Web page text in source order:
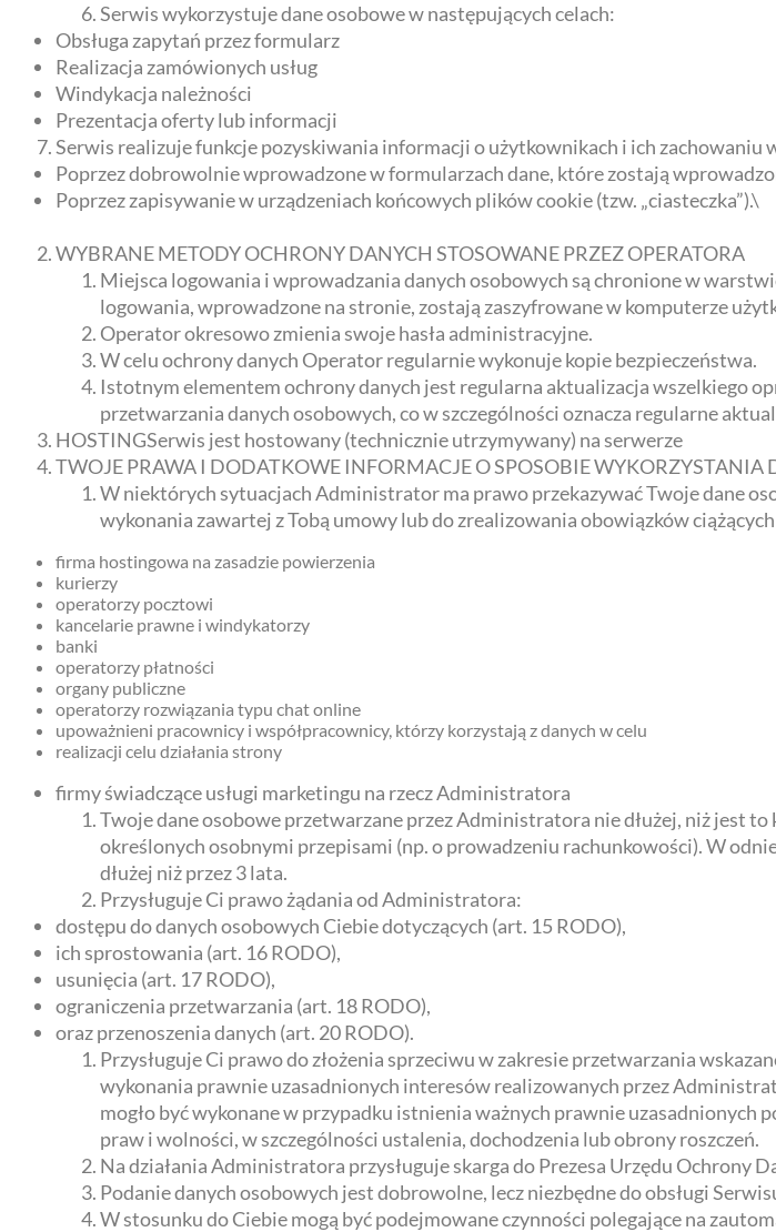
Serwis wykorzystuje dane osobowe w następujących celach:
Obsługa zapytań przez formularz
Realizacja zamówionych usług
Windykacja należności
Prezentacja oferty lub informacji
Serwis realizuje funkcje pozyskiwania informacji o użytkownikach i ich zachowaniu
Poprzez dobrowolnie wprowadzone w formularzach dane, które zostają
Poprzez zapisywanie w urządzeniach końcowych plików cookie (tzw. „ciasteczka”).\
WYBRANE METODY OCHRONY DANYCH STOSOWANE PRZEZ OPERATORA
Miejsca logowania i wprowadzania danych osobowych są chronione w
logowania, wprowadzone na stronie, zostają zaszyfrowane w komputerze
Operator okresowo zmienia swoje hasła administracyjne.
W celu ochrony danych Operator regularnie wykonuje kopie bezpieczeństwa.
Istotnym elementem ochrony danych jest regularna aktualizacja wszelkiego
przetwarzania danych osobowych, co w szczególności oznacza regularne
HOSTINGSerwis jest hostowany (technicznie utrzymywany) na serwerze
TWOJE PRAWA I DODATKOWE INFORMACJE O SPOSOBIE WYKORZYSTANIA
W niektórych sytuacjach Administrator ma prawo przekazywać Twoje dane
wykonania zawartej z Tobą umowy lub do zrealizowania obowiązków
firma hostingowa na zasadzie powierzenia
kurierzy
operatorzy pocztowi
kancelarie prawne i windykatorzy
banki
operatorzy płatności
organy publiczne
operatorzy rozwiązania typu chat online
upoważnieni pracownicy i współpracownicy, którzy korzystają z danych w celu
realizacji celu działania strony
firmy świadczące usługi marketingu na rzecz Administratora
Twoje dane osobowe przetwarzane przez Administratora nie dłużej, niż jest
określonych osobnymi przepisami (np. o prowadzeniu rachunkowości). W
dłużej niż przez 3 lata.
Przysługuje Ci prawo żądania od Administratora:
dostępu do danych osobowych Ciebie dotyczących (art. 15 RODO),
ich sprostowania (art. 16 RODO),
usunięcia (art. 17 RODO),
ograniczenia przetwarzania (art. 18 RODO),
oraz przenoszenia danych (art. 20 RODO).
Przysługuje Ci prawo do złożenia sprzeciwu w zakresie przetwarzania
wykonania prawnie uzasadnionych interesów realizowanych przez
mogło być wykonane w przypadku istnienia ważnych prawnie
praw i wolności, w szczególności ustalenia, dochodzenia lub obrony roszczeń.
Na działania Administratora przysługuje skarga do Prezesa Urzędu Ochrony
Podanie danych osobowych jest dobrowolne, lecz niezbędne do obsługi
W stosunku do Ciebie mogą być podejmowane czynności polegające na